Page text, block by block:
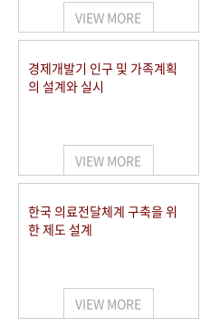
VIEW MORE
경제개발기 인구 및 가족계획
의 설계와 실시
VIEW MORE
한국 의료전달체계 구축을 위
한 제도 설계
VIEW MORE